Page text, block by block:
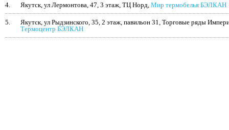
4. Якутск, ул Лермонтова, 47, 3 этаж, ТЦ Норд, Мир термобелья БЭЛКАН
5.
Якутск, ул Рыдзинского, 35, 2 этаж, павильон 31, Торговые ряды
Термоцентр БЭЛКАН